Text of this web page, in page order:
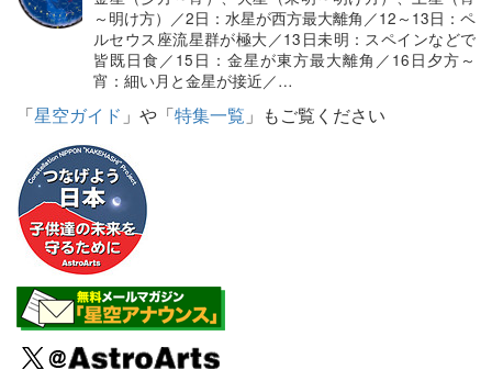
～明け方）／2日：水星が西方最大離角／12～13日：ペ
ルセウス座流星群が極大／13日未明：スペインなどで
皆既日食／15日：金星が東方最大離角／16日夕方～
宵：細い月と金星が接近／…
「星空ガイド 」や「特集一覧 」もご覧ください